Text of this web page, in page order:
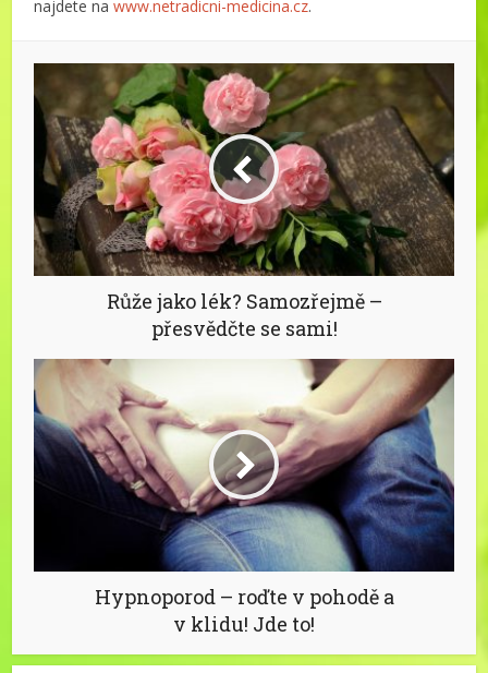
najdete nawww.netradicni-medicina.cz.
Růže jako lék? Samozřejmě –
přesvědčte se sami!
Hypnoporod – roďte v pohodě a
v klidu! Jde to!